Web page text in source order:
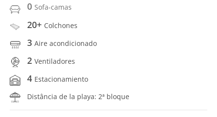
0 Sofa-camas
20+ Colchones
3 Aire acondicionado
2 Ventiladores
4 Estacionamiento
Distância de la playa: 2ª bloque